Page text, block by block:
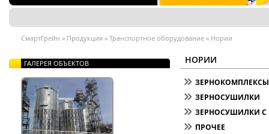
НОРИИ
ЗЕРНОСУШИЛКИ
ЗЕРНОСУШИЛКИ С
ПРОЧЕЕ
ГАЛЕРЕЯ ОБЪЕКТОВ
СмартГрейн » Продукция » Транспортное оборудование » Нории